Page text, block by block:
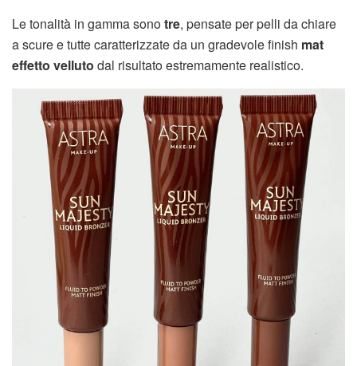
Le tonalità in gamma sonotre, pensate per pelli da chiare
a scure e tutte caratterizzate da un gradevole finish mat
effetto velluto dal risultato estremamente realistico.